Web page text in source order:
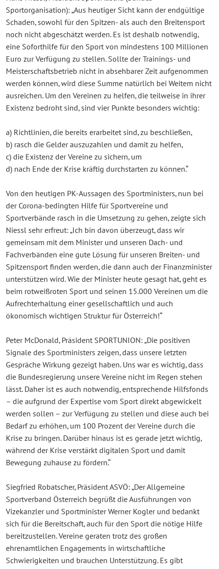
Sportorganisation): „Aus heutiger Sicht kann der endgültige
Schaden, sowohl für den Spitzen- als auch den Breitensport
noch nicht abgeschätzt werden. Es ist deshalb notwendig,
eine Soforthilfe für den Sport von mindestens 100 Millionen
Euro zur Verfügung zu stellen. Sollte der Trainings- und
Meisterschaftsbetrieb nicht in absehbarer Zeit aufgenommen
werden können, wird diese Summe natürlich bei Weitem nicht
ausreichen. Um den Vereinen zu helfen, die teilweise in ihrer
Existenz bedroht sind, sind vier Punkte besonders wichtig:
a) Richtlinien, die bereits erarbeitet sind, zu beschließen,
b) rasch die Gelder auszuzahlen und damit zu helfen,
c) die Existenz der Vereine zu sichern, um
d) nach Ende der Krise kräftig durchstarten zu können.“
Von den heutigen PK-Aussagen des Sportministers, nun bei
der Corona-bedingten Hilfe für Sportvereine und
Sportverbände rasch in die Umsetzung zu gehen, zeigte sich
Niessl sehr erfreut: „Ich bin davon überzeugt, dass wir
gemeinsam mit dem Minister und unseren Dach- und
Fachverbänden eine gute Lösung für unseren Breiten- und
Spitzensport finden werden, die dann auch der Finanzminister
unterstützen wird. Wie der Minister heute gesagt hat, geht es
beim rotweißroten Sport und seinen 15.000 Vereinen um die
Aufrechterhaltung einer gesellschaftlich und auch
ökonomisch wichtigen Struktur für Österreich!“
Peter McDonald, Präsident SPORTUNION: „Die positiven
Signale des Sportministers zeigen, dass unsere letzten
Gespräche Wirkung gezeigt haben. Uns war es wichtig, dass
die Bundesregierung unsere Vereine nicht im Regen stehen
lässt. Daher ist es auch notwendig, entsprechende Hilfsfonds
– die aufgrund der Expertise vom Sport direkt abgewickelt
werden sollen – zur Verfügung zu stellen und diese auch bei
Bedarf zu erhöhen, um 100 Prozent der Vereine durch die
Krise zu bringen. Darüber hinaus ist es gerade jetzt wichtig,
während der Krise verstärkt digitalen Sport und damit
Bewegung zuhause zu fördern.“
Siegfried Robatscher, Präsident ASVÖ: „Der Allgemeine
Sportverband Österreich begrüßt die Ausführungen von
Vizekanzler und Sportminister Werner Kogler und bedankt
sich für die Bereitschaft, auch für den Sport die nötige Hilfe
bereitzustellen. Vereine geraten trotz des großen
ehrenamtlichen Engagements in wirtschaftliche
Schwierigkeiten und brauchen Unterstützung. Es gibt